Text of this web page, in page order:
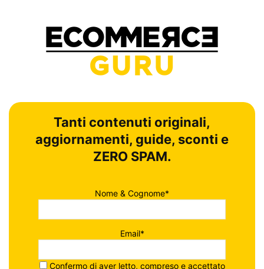
Tanti contenuti originali,
aggiornamenti, guide, sconti e
ZERO SPAM.
Nome & Cognome*
Email*
Confermo di aver letto, compreso e accettato